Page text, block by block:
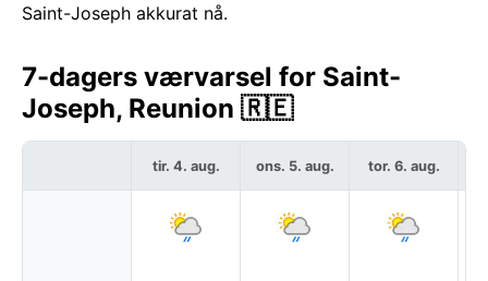
Saint-Joseph akkurat nå.
7-dagers værvarsel for Saint-
Joseph, Reunion 🇷🇪
tir. 4. aug. ons. 5. aug. tor. 6. aug.